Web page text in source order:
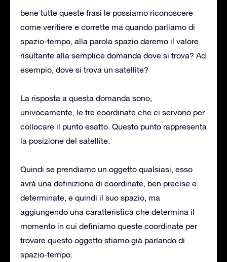
bene tutte queste frasi le possiamo riconoscere
come veritiere e corrette ma quando parliamo di
spazio-tempo, alla parola spazio daremo il valore
risultante alla semplice domanda dove si trova? Ad
esempio, dove si trova un satellite?
La risposta a questa domanda sono,
univocamente, le tre coordinate che ci servono per
collocare il punto esatto. Questo punto rappresenta
la posizione del satellite.
Quindi se prendiamo un oggetto qualsiasi, esso
avrà una definizione di coordinate, ben precise e
determinate, e quindi il suo spazio, ma
aggiungendo una caratteristica che determina il
momento in cui definiamo queste coordinate per
trovare questo oggetto stiamo già parlando di
spazio-tempo.